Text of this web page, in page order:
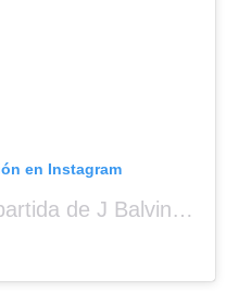
en Instagram
Una publicación compartida de J Balvin (@jbalvin)